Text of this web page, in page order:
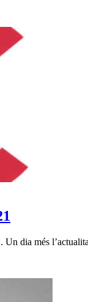
dia més